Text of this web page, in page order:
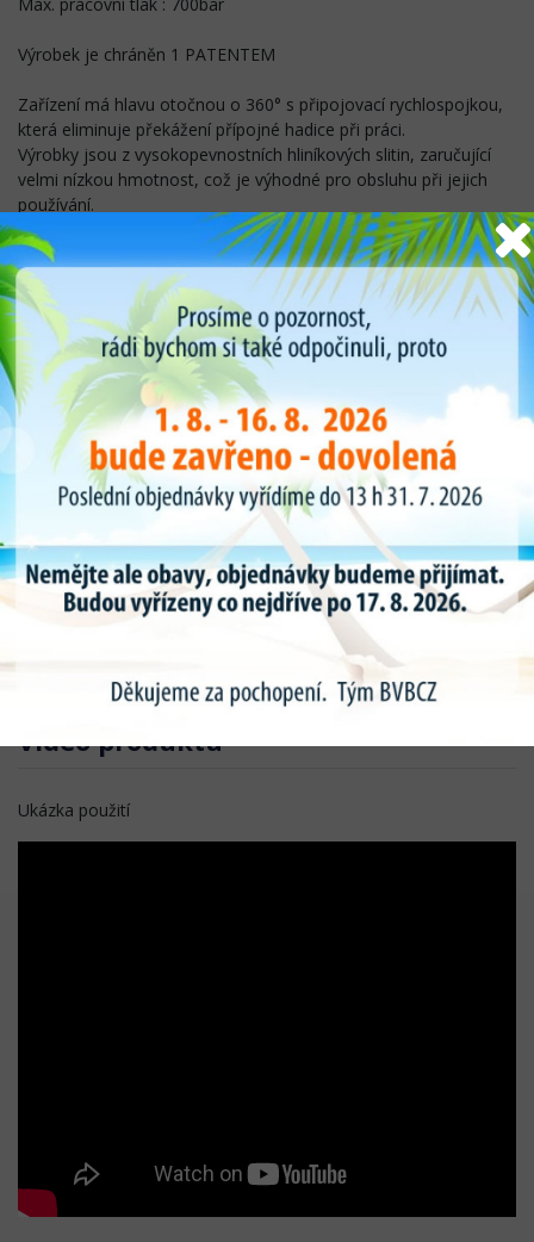
Výrobek je chráněn 1 PATENTEM
Zařízení má hlavu otočnou o 360° s připojovací rychlospojkou,
která eliminuje překážení přípojné hadice při práci.
Výrobky jsou z vysokopevnostních hliníkových slitin, zaručující
velmi nízkou hmotnost, což je výhodné pro obsluhu při jejich
používání.
VAROVÁNÍ: POUŽITÍ A BEZPEČNOSTNÍ OPATŘENÍ. Je naprosto
zakázáno používat celý zdvih nástroje v jediném zdvihu, aby se
kroužek zatlačil, protože by to mohlo způsobit případné
prasknutí háku nebo ráfku. Provozovatel musí zatlačit prstenec
asi o jeden centimetr, pak použijte dodanou hliníkovou
rozpěrku, jak je znázorněno na obrázku, a postupovat po
kouskách po celé délce obvodu pneumatiky, stlačováním
kroužku centimetr po centimetru. Pouze tento postup
umožňuje, aby se každý typ pneumatiky odrazil, aniž by byla
ohrožena celistvost ráfku, nástroj a bezpečnost obsluhy.
PROSÍM VĚNUJTE POZORNOST NÁSLEDUJÍCÍM ŘÁDKÁM:
TENTO VÝROBEK NESMÍ POUŽÍVAT OSOBY, POKUD NEBYLY
SPRÁVNĚ ZAŠKOLENY. SPRÁVNĚ. SPOLEČNOST PMM
MONTRESOR GIANFRANCO SE ZŘÍKÁ VEŠKERÉ
ZODPOVĚDNOSTI VZNIKLÉ NEVHODNÝM NEBO
NEBEZPEČNÝM POUŽITÍM NÁSTROJE A PORUŠOVÁNÍM
Video produktu
Ukázka použití